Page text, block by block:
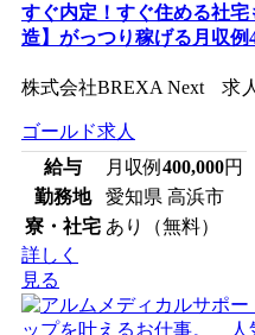
すぐ内定！すぐ住める社
造】がっつり稼げる月収例
株式会社BREXA Next 求
ゴールド求人
給与
月収例 400,000円
勤務地
愛知県 高浜市
寮・社宅 あり（無料）
詳しく
見る